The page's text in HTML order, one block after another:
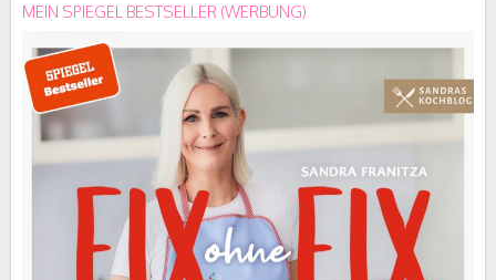
MEIN SPIEGEL BESTSELLER (WERBUNG)